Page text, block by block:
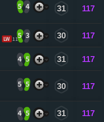
5 4 31 117
LW 117
5 3 30 117
4 5 31 117
5 5 30 117
4 5 31 117